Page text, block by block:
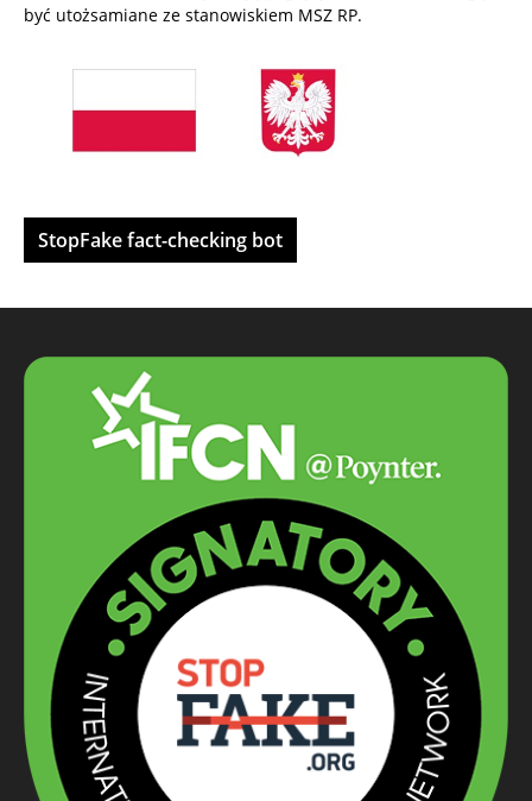
być utożsamiane ze stanowiskiem MSZ RP.
StopFake fact-checking bot